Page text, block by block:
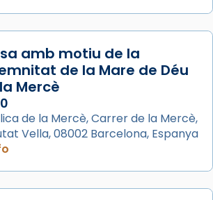
seves. I l’any 1667, el
Roig, afirma en una obra
són filles de l’antiga Iluro.
les relíquies fins que
el 1772. L’ofici que es canta
les Santes” (“Missa de
amb motiu de la
de la Mare de Déu
Mercè
de la Mercè, Carrer de la Mercè,
Vella, 08002 Barcelona, Espanya